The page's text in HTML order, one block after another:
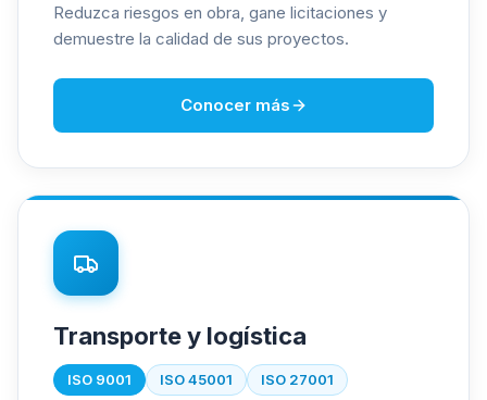
Reduzca riesgos en obra, gane licitaciones y
demuestre la calidad de sus proyectos.
Conocer más
Transporte y logística
ISO 9001 ISO 45001 ISO 27001